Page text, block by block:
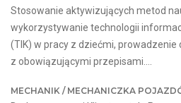
Stosowanie aktywizujących metod
wykorzystywanie technologii
(TIK) w pracy z dziećmi,
z obowiązującymi przepisami....
MECHANIK / MECHANICZKA